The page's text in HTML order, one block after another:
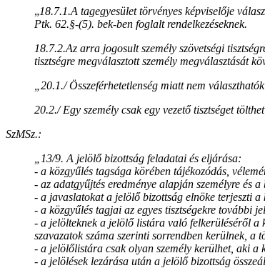
„18.7.1.A tagegyesület törvényes képviselője
Ptk. 62.§-(5). bek-ben foglalt rendelkezéseknek.
18.7.2.Az arra jogosult személy szövetségi
tisztségre megválasztott személy megválasztását
„20.1./ Összeférhetetlenség miatt nem
20.2./ Egy személy csak egy vezető tisztséget
SzMSz.:
„13/9. A jelölő bizottság feladatai és eljárása:
- a közgyűlés tagsága körében tájékozódás,
- az adatgyűjtés eredménye alapján személyre és
- a javaslatokat a jelölő bizottság elnöke terjeszti a
- a közgyűlés tagjai az egyes tisztségekre további
- a jelölteknek a jelölő listára való felkerüléséről a
szavazatok száma szerinti sorrendben kerülnek, a
- a jelölőlistára csak olyan személy kerülhet, aki a
- a jelölések lezárása után a jelölő bizottság